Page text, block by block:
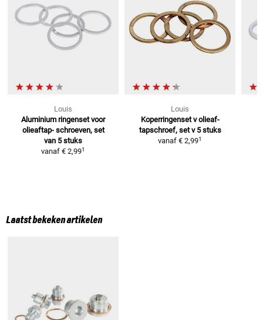
Louis
Aluminium ringenset voor
olieaftap- schroeven, set
van 5 stuks
vanaf € 2,991
Louis
Koperringenset v olieaf-
tapschroef, set v 5 stuks
vanaf € 2,991
Laatst bekeken artikelen